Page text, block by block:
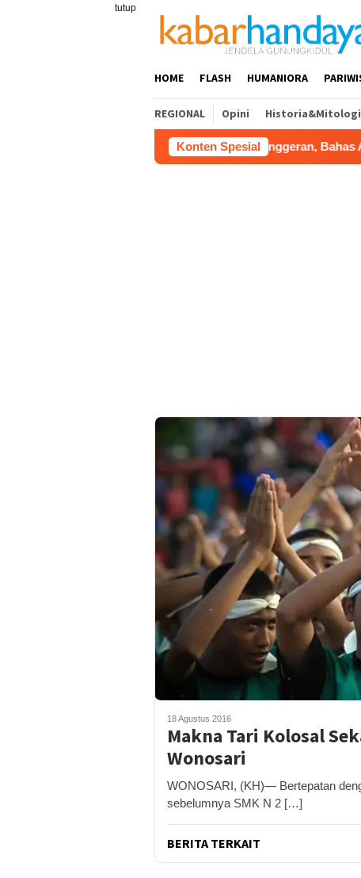
tutup
HOME FLASH HUMANIORA
REGIONAL Opini Historia&Mitologi
Konten Spesial
Dorong Tol Tembus Nglanggeran, Bahas Akses Jalan
18 Agustus 2016
Makna Tari Kolosal
Wonosari
WONOSARI, (KH)— Bertepatan
sebelumnya SMK N 2 […]
BERITA TERKAIT